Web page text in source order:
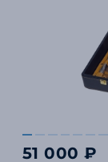
51 000 ₽